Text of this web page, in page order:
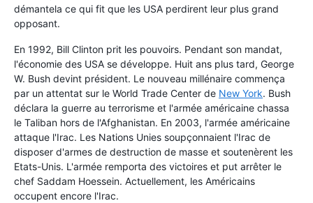
démantela ce qui fit que les USA perdirent leur plus grand
opposant.
En 1992, Bill Clinton prit les pouvoirs. Pendant son mandat,
l'économie des USA se développe. Huit ans plus tard, George
W. Bush devint président. Le nouveau millénaire commença
par un attentat sur le World Trade Center de New York. Bush
déclara la guerre au terrorisme et l'armée américaine chassa
le Taliban hors de l'Afghanistan. En 2003, l'armée américaine
attaque l'Irac. Les Nations Unies soupçonnaient l'Irac de
disposer d'armes de destruction de masse et soutenèrent les
Etats-Unis. L'armée remporta des victoires et put arrêter le
chef Saddam Hoessein. Actuellement, les Américains
occupent encore l'Irac.